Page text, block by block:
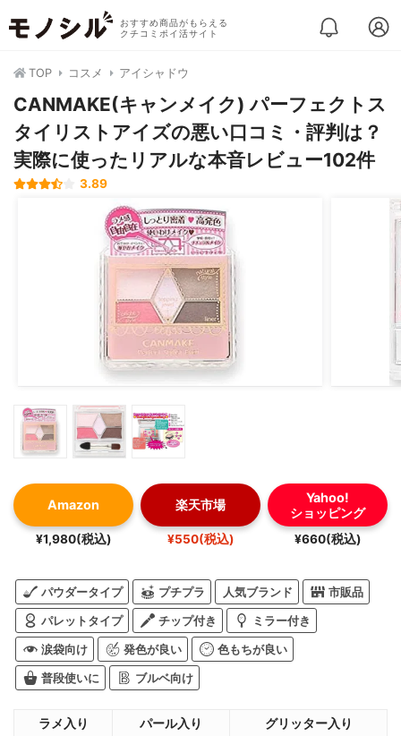
おすすめ商品がもらえる
クチコミポイ活サイト
TOP コスメ アイシャドウ
CANMAKE(キャンメイク) パーフェクトス
タイリストアイズの悪い口コミ・評判は？
実際に使ったリアルな本音レビュー102件
3.89
Amazon
¥1,980(税込)
楽天市場
¥550(税込)
Yahoo!
ショッピング
¥660(税込)
パウダータイプ プチプラ 人気ブランド 市販品
パレットタイプ チップ付き ミラー付き
涙袋向け 発色が良い 色もちが良い
普段使いに ブルベ向け
ラメ入り パール入り グリッター入り